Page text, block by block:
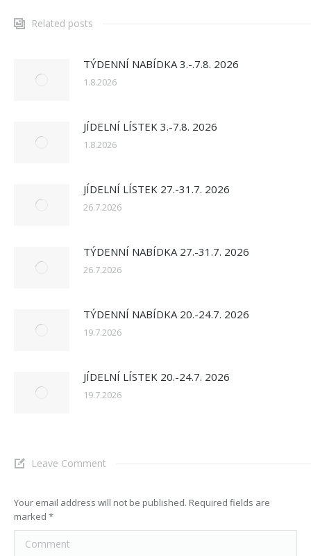
Related posts
TÝDENNÍ NABÍDKA 3.-.7.8. 2026
1.8.2026
JÍDELNÍ LÍSTEK 3.-7.8. 2026
1.8.2026
JÍDELNÍ LÍSTEK 27.-31.7. 2026
26.7.2026
TÝDENNÍ NABÍDKA 27.-31.7. 2026
26.7.2026
TÝDENNÍ NABÍDKA 20.-24.7. 2026
19.7.2026
JÍDELNÍ LÍSTEK 20.-24.7. 2026
19.7.2026
Leave Comment
Your email address will not be published. Required fields are
marked *
Comment